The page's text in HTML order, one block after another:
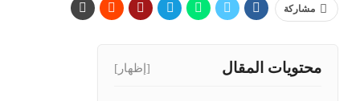
مشاركة
محتويات المقال [إظهار]